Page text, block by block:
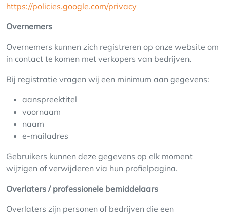
https://policies.google.com/privacy
Overnemers
Overnemers kunnen zich registreren op onze website om
in contact te komen met verkopers van bedrijven.
Bij registratie vragen wij een minimum aan gegevens:
aanspreektitel
voornaam
naam
e-mailadres
Gebruikers kunnen deze gegevens op elk moment
wijzigen of verwijderen via hun profielpagina.
Overlaters / professionele bemiddelaars
Overlaters zijn personen of bedrijven die een